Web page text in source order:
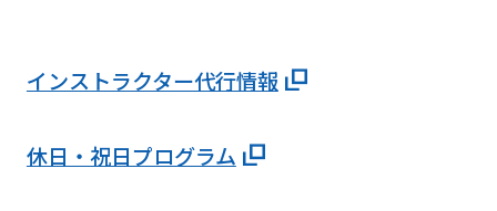
インストラクター代行情報
休日・祝日プログラム